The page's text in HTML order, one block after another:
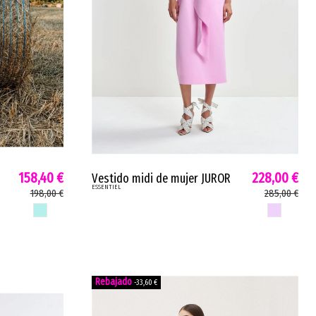
158,40 €
198,00 €
Vestido midi de mujer JUROR
Essentiel sin tirantes varillas
ESSENTIEL
228,00 €
285,00 €
-33,60 €